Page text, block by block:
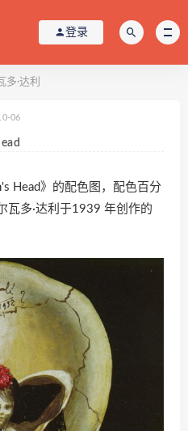
登录
多·达利
06
Head》的配色图，配色百分
瓦多·达利于1939 年创作的